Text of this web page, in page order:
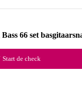
66 set
Start de check